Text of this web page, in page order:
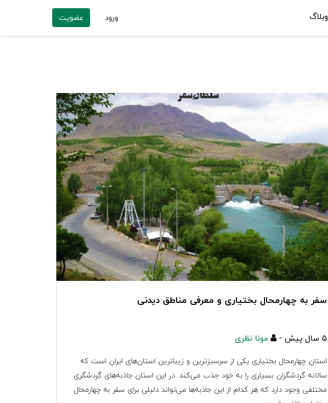
وبلاگ ورود عضویت
سفر به چهارمحال بختیاری و معرفی مناطق دیدنی
5 سال پیش - مونا نظری
استان چهارمحال بختیاری یکی از سرسبزترین و زیباترین استان‌های ایران است که
سالانه گردشگران بسیاری را به خود جذب می‌کند. در این استان جاذبه‌های گردشگری
مختلفی وجود دارد که هر کدام از این جاذبه‌ها می‌تواند دلیلی برای سفر به چهارمحال